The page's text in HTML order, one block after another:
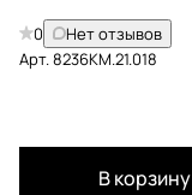
0
Нет отзывов
Арт.8236KM.21.018
В корзину